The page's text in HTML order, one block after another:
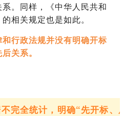
。同样，《中华人民共和
相关规定也是如此。
行政法规并没有明确开标
关系。
完全统计，明确“先开标、